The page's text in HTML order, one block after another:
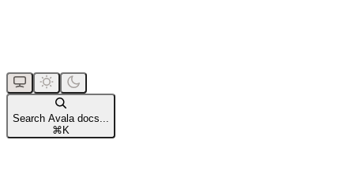
Search Avala docs...
⌘ K